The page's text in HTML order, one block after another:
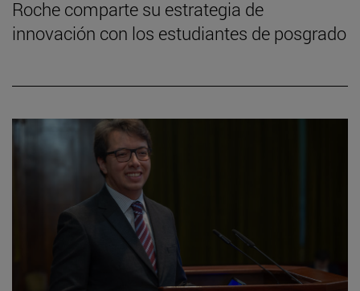
Roche comparte su estrategia de
innovación con los estudiantes de posgrado